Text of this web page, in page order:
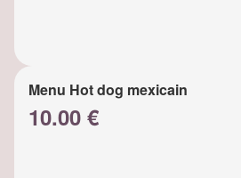
Menu Hot dog mexicain
10.00 €